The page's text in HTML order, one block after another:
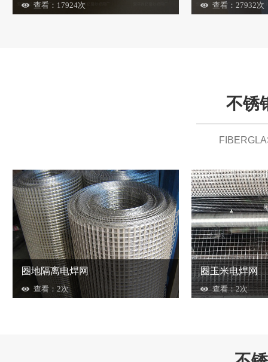
查看：17924次 查看：27932次
不锈
圈地隔离电焊网
查看：2次
圈玉米电焊网
查看：2次